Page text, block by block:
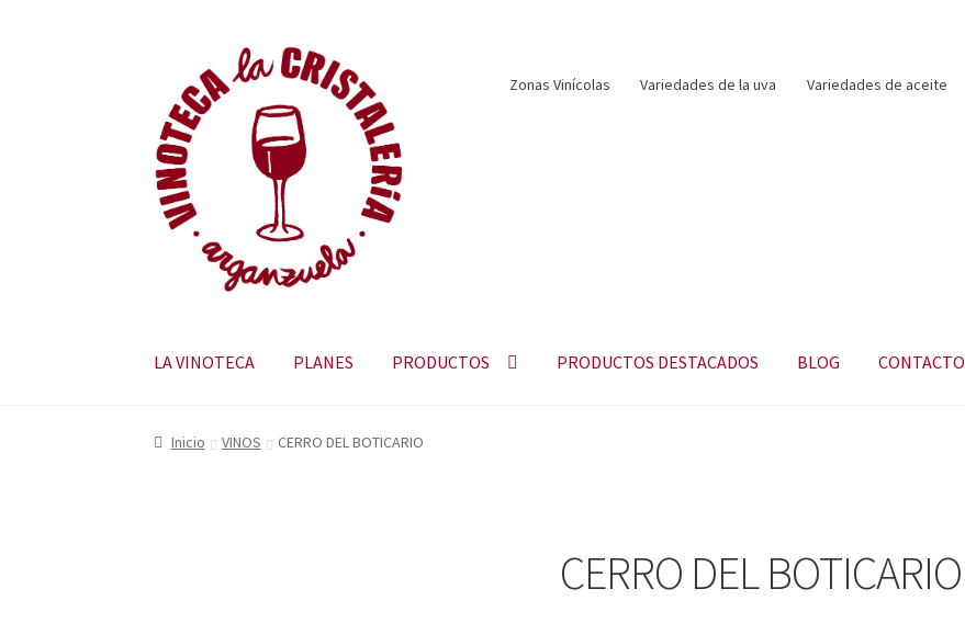
Zonas Vinícolas Variedades de la uva Variedades de aceite
LA VINOTECA PLANES PRODUCTOS PRODUCTOS DESTACADOS BLOG CONTACTO
Inicio VINOS CERRO DEL BOTICARIO
CERRO DEL BOTICARIO